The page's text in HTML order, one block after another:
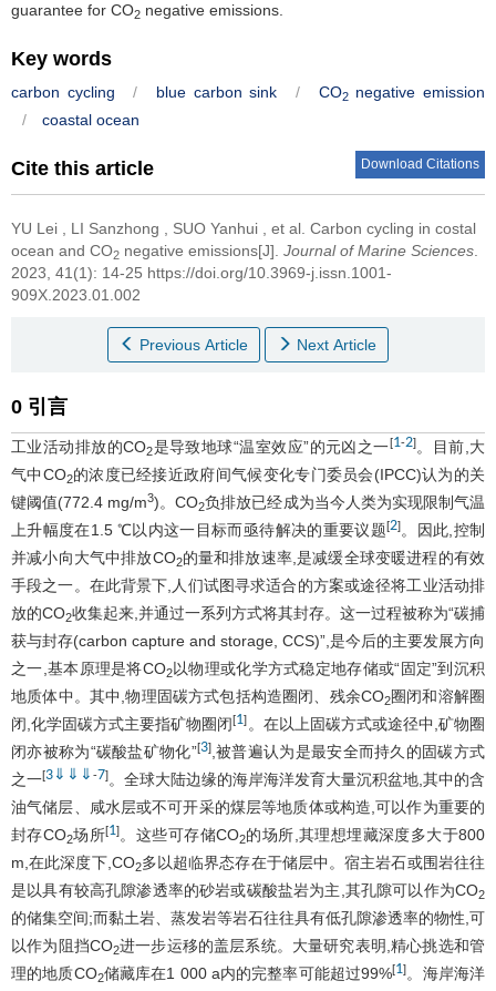
guarantee for CO2 negative emissions.
Key words
carbon cycling / blue carbon sink / CO2negative emission
/
coastal ocean
Cite this article Download Citations
YU Lei LI Sanzhong SUO Yanhui et al Carbon cycling in costal
ocean and CO2 negative emissions[J]. Journal of Marine Sciences
2023, 41(1): 14-25 https://doi.org/10.3969-j.issn.1001-
909X.2023.01.002
Previous Article Next Article
0 引言
工业活动排放的CO2是导致地球“温室效应”的元凶之一[1-2]。目前,大
气中CO2的浓度已经接近政府间气候变化专门委员会(IPCC)认为的关
键阈值(772.4 mg/m3)。CO2负排放已经成为当今人类为实现限制气温
上升幅度在1.5 ℃以内这一目标而亟待解决的重要议题[2]。因此,控制
并减小向大气中排放CO2的量和排放速率,是减缓全球变暖进程的有效
手段之一。在此背景下,人们试图寻求适合的方案或途径将工业活动排
放的CO2收集起来,并通过一系列方式将其封存。这一过程被称为“碳捕
获与封存(carbon capture and storage, CCS)”,是今后的主要发展方向
之一,基本原理是将CO2以物理或化学方式稳定地存储或“固定”到沉积
地质体中。其中,物理固碳方式包括构造圈闭、残余CO2圈闭和溶解圈
闭,化学固碳方式主要指矿物圈闭[1] 。在以上固碳方式或途径中,矿物圈
闭亦被称为“碳酸盐矿物化”[3],被普遍认为是最安全而持久的固碳方式
之一[3 ⇓ ⇓ ⇓ -7]。全球大陆边缘的海岸海洋发育大量沉积盆地,其中的含
油气储层、咸水层或不可开采的煤层等地质体或构造,可以作为重要的
封存CO2场所[1]。这些可存储CO2的场所,其理想埋藏深度多大于800
m,在此深度下,CO2多以超临界态存在于储层中。宿主岩石或围岩往往
是以具有较高孔隙渗透率的砂岩或碳酸盐岩为主,其孔隙可以作为CO2
的储集空间;而黏土岩、蒸发岩等岩石往往具有低孔隙渗透率的物性,可
以作为阻挡CO2进一步运移的盖层系统。大量研究表明,精心挑选和管
理的地质CO2储藏库在1 000 a内的完整率可能超过99%[1]。海岸海洋